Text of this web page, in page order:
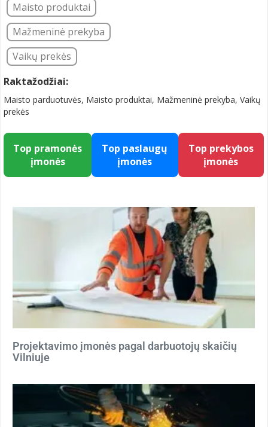
Maisto produktai
Mažmeninė prekyba
Vaikų prekės
Raktažodžiai:
Maisto parduotuvės, Maisto produktai, Mažmeninė prekyba, Vaikų
prekės
Top pramonės
įmonės
Top paslaugų
įmonės
Top prekybos
įmonės
Projektavimo įmonės pagal darbuotojų skaičių
Vilniuje